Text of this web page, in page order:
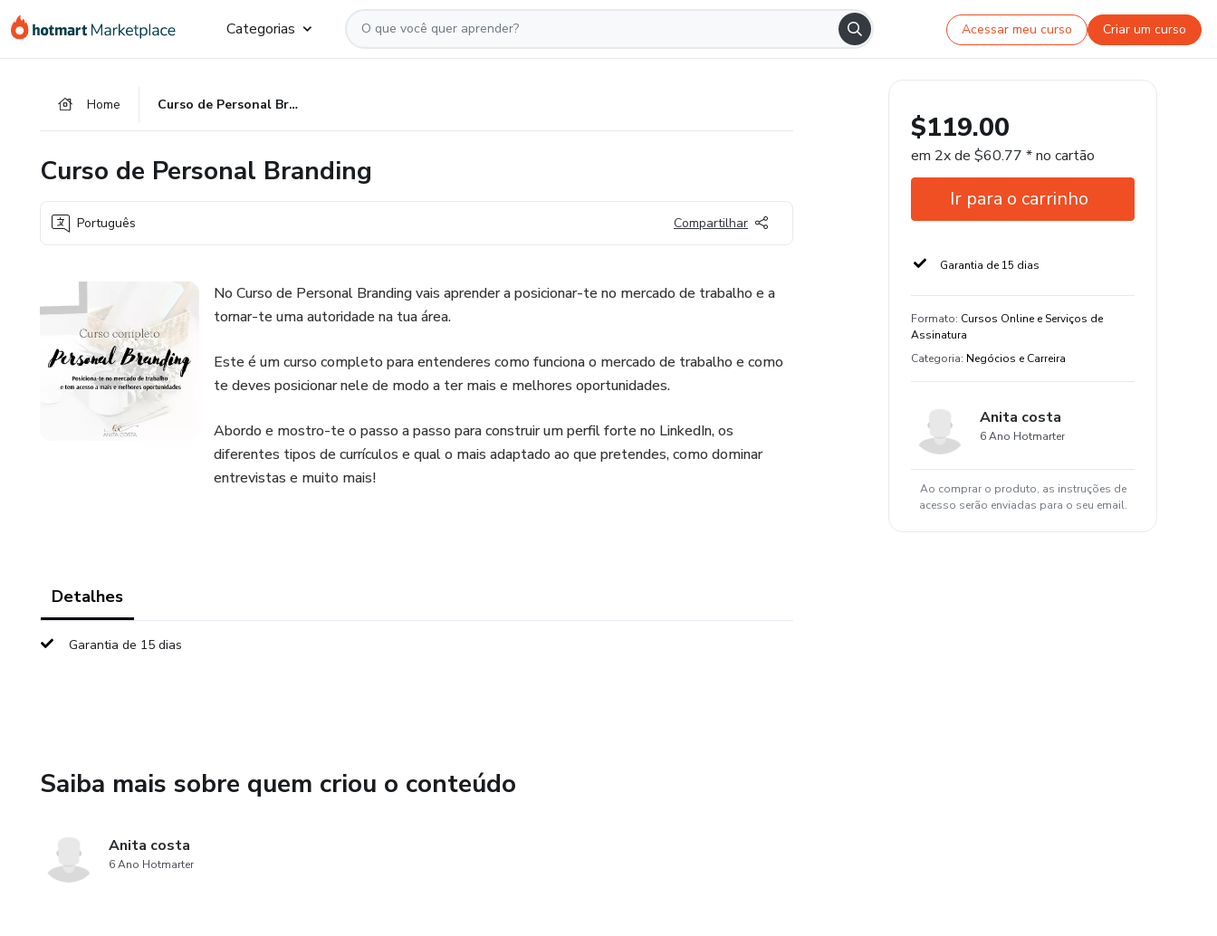
para
para
para
Categorias Acessar meu curso Criar um curso
Home Curso de Personal Branding
Curso de Personal Branding
Português Compartilhar
No Curso de Personal Branding vais aprender a posicionar-te no mercado de trabalho e a
tornar-te uma autoridade na tua área.
Este é um curso completo para entenderes como funciona o mercado de trabalho e como
te deves posicionar nele de modo a ter mais e melhores oportunidades.
Abordo e mostro-te o passo a passo para construir um perfil forte no LinkedIn, os
diferentes tipos de currículos e qual o mais adaptado ao que pretendes, como dominar
entrevistas e muito mais!
Detalhes
Garantia de 15 dias
Saiba mais sobre quem criou o conteúdo
Anita costa
6 Ano Hotmarter
$119.00
em 2x de $60.77 * no cartão
Ir para o carrinho
Garantia de 15 dias
Formato: Cursos Online e Serviços de
Assinatura
Categoria: Negócios e Carreira
Anita costa
6 Ano Hotmarter
Ao comprar o produto, as instruções de
acesso serão enviadas para o seu email.